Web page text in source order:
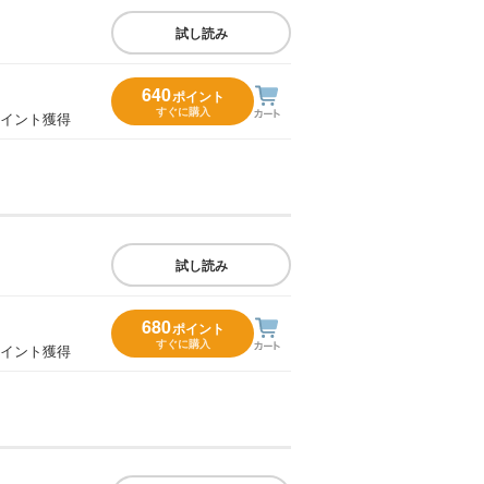
試し読み
ント獲得
640ポイント
すぐに購入
試し読み
ント獲得
680ポイント
すぐに購入